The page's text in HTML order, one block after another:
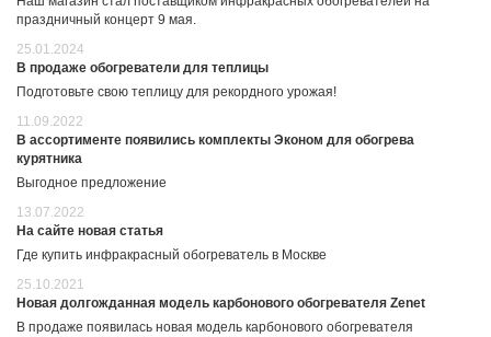
праздничный концерт 9 мая.
25.01.2024
В продаже обогреватели для теплицы
Подготовьте свою теплицу для рекордного урожая!
11.09.2022
В ассортименте появились комплекты Эконом для обогрева
курятника
Выгодное предложение
13.07.2022
На сайте новая статья
Где купить инфракрасный обогреватель в Москве
25.10.2021
Новая долгожданная модель карбонового обогревателя Zenet
В продаже появилась новая модель карбонового обогревателя